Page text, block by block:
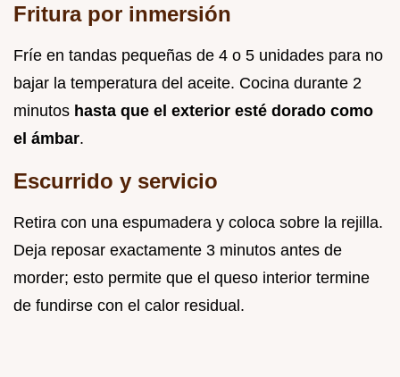
Fritura por inmersión
Fríe en tandas pequeñas de 4 o 5 unidades para no
bajar la temperatura del aceite. Cocina durante 2
minutos hasta que el exterior esté dorado como
el ámbar.
Escurrido y servicio
Retira con una espumadera y coloca sobre la rejilla.
Deja reposar exactamente 3 minutos antes de
morder; esto permite que el queso interior termine
de fundirse con el calor residual.